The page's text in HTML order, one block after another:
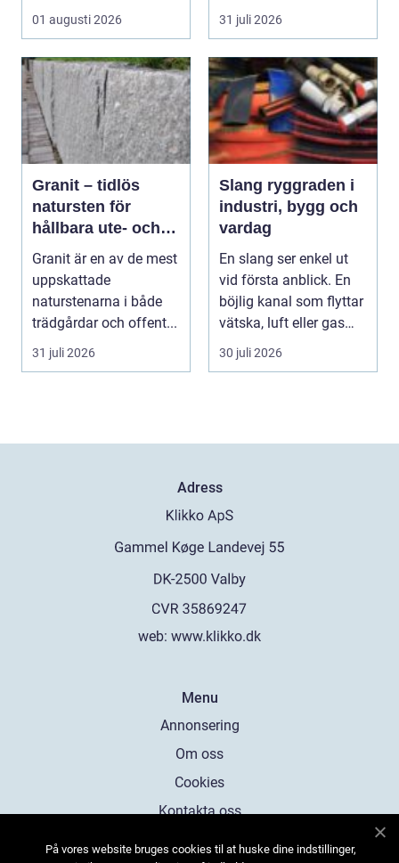
eller trailer och ko...
01 augusti 2026
man sälja allt p...
31 juli 2026
Granit – tidlös
natursten för
hållbara ute- och
innemiljöer
Granit är en av de mest
uppskattade
naturstenarna i både
trädgårdar och offent...
31 juli 2026
Slang ryggraden i
industri, bygg och
vardag
En slang ser enkel ut
vid första anblick. En
böjlig kanal som flyttar
vätska, luft eller gas
från en...
30 juli 2026
Adress
web: www.klikko.dk
Menu
Annonsering
Om oss
Cookies
Kontakta oss
På vores website bruges cookies til at huske dine indstillinger,